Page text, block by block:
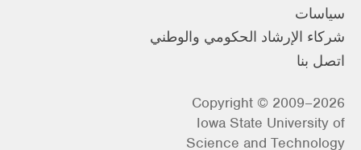
سياسات
شركاء الإرشاد الحكومي والوطني
اتصل بنا
Copyright © 2009–2026
Iowa State University of
Science and Technology